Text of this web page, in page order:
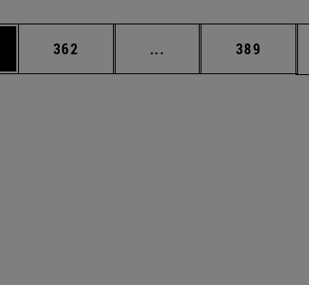
desplazarse.
Página
362 ... Páginas Página
389